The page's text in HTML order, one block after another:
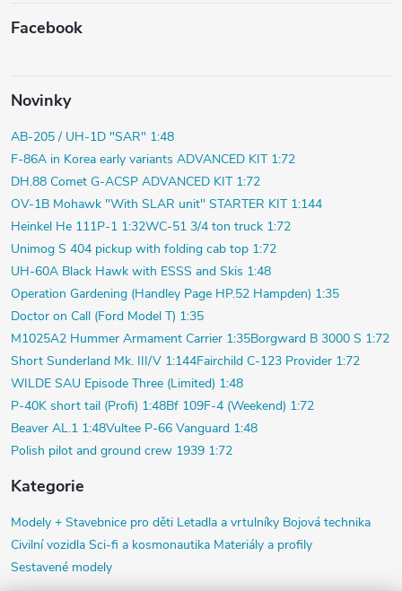
Facebook
Novinky
AB-205 / UH-1D "SAR" 1:48
F-86A in Korea early variants ADVANCED KIT 1:72
DH.88 Comet G-ACSP ADVANCED KIT 1:72
OV-1B Mohawk "With SLAR unit" STARTER KIT 1:144
Heinkel He 111P-1 1:32WC-51 3/4 ton truck 1:72
Unimog S 404 pickup with folding cab top 1:72
UH-60A Black Hawk with ESSS and Skis 1:48
Operation Gardening (Handley Page HP.52 Hampden) 1:35
Doctor on Call (Ford Model T) 1:35
M1025A2 Hummer Armament Carrier 1:35Borgward B 3000 S 1:72
Short Sunderland Mk. III/V 1:144Fairchild C-123 Provider 1:72
WILDE SAU Episode Three (Limited) 1:48
P-40K short tail (Profi) 1:48Bf 109F-4 (Weekend) 1:72
Beaver AL.1 1:48Vultee P-66 Vanguard 1:48
Polish pilot and ground crew 1939 1:72
Kategorie
Modely + Stavebnice pro děti Letadla a vrtulníky Bojová technika
Civilní vozidla Sci-fi a kosmonautika Materiály a profily
Sestavené modely